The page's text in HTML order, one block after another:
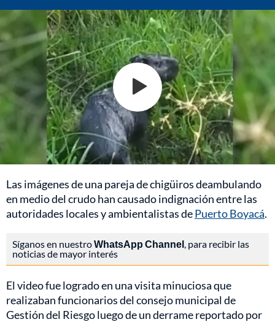
Las imágenes de una pareja de chigüiros deambulando
en medio del crudo han causado indignación entre las
autoridades locales y ambientalistas dePuerto Boyacá.
Síganos en nuestroWhatsApp Channel , para recibir las
noticias de mayor interés
El video fue logrado en una visita minuciosa que
realizaban funcionarios del consejo municipal de
Gestión del Riesgo luego de un derrame reportado por